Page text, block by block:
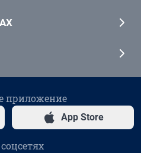
приложение
App Store